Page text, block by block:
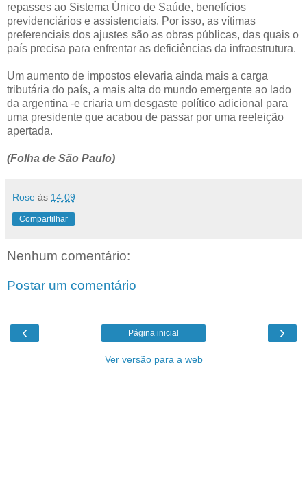
repasses ao Sistema Único de Saúde, benefícios
previdenciários e assistenciais. Por isso, as vítimas
preferenciais dos ajustes são as obras públicas, das quais o
país precisa para enfrentar as deficiências da infraestrutura.
Um aumento de impostos elevaria ainda mais a carga
tributária do país, a mais alta do mundo emergente ao lado
da argentina -e criaria um desgaste político adicional para
uma presidente que acabou de passar por uma reeleição
apertada.
(Folha de São Paulo)
Rose às 14:09
Compartilhar
Nenhum comentário:
Postar um comentário
‹ ›
Página inicial
Ver versão para a web